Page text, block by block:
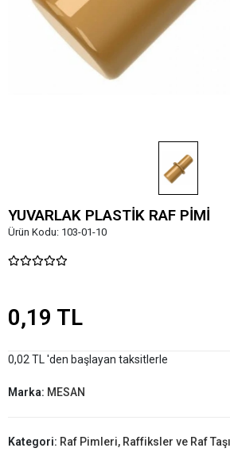
YUVARLAK PLASTİK RAF PİMİ
Ürün Kodu: 103-01-10
0,19 TL
0,02 TL 'den başlayan taksitlerle
Marka: MESAN
Kategori: Raf Pimleri, Raffiksler ve Raf